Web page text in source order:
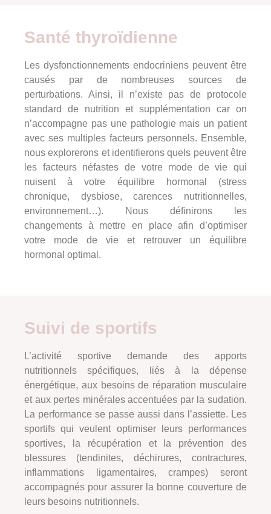
Santé thyroïdienne
Les dysfonctionnements endocriniens peuvent être
causés par de nombreuses sources de
perturbations. Ainsi, il n’existe pas de protocole
standard de nutrition et supplémentation car on
n’accompagne pas une pathologie mais un patient
avec ses multiples facteurs personnels. Ensemble,
nous explorerons et identifierons quels peuvent être
les facteurs néfastes de votre mode de vie qui
nuisent à votre équilibre hormonal (stress
chronique, dysbiose, carences nutritionnelles,
environnement…). Nous définirons les
changements à mettre en place afin d’optimiser
votre mode de vie et retrouver un équilibre
hormonal optimal.
Suivi de sportifs
L’activité sportive demande des apports
nutritionnels spécifiques, liés à la dépense
énergétique, aux besoins de réparation musculaire
et aux pertes minérales accentuées par la sudation.
La performance se passe aussi dans l’assiette. Les
sportifs qui veulent optimiser leurs performances
sportives, la récupération et la prévention des
blessures (tendinites, déchirures, contractures,
inflammations ligamentaires, crampes) seront
accompagnés pour assurer la bonne couverture de
leurs besoins nutritionnels.